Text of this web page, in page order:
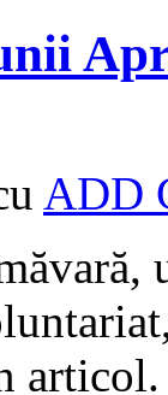
ADD
articol.